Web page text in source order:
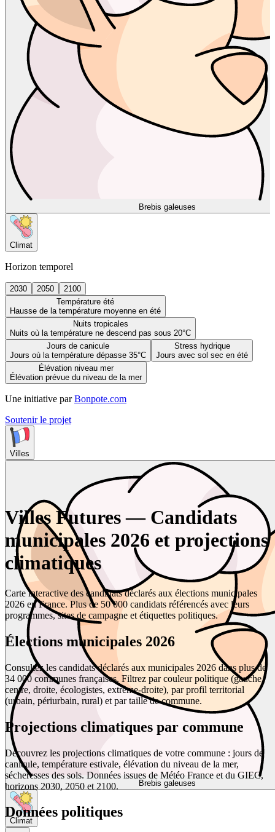
Brebis galeuses
Climat
Horizon temporel
2030 2050
2100
Température été
Hausse de la température moyenne en été
Nuits tropicales
Nuits où la température ne descend pas sous 20°C
Jours de canicule
Jours où la température dépasse 35°C
Stress hydrique
Jours avec sol sec en été
Élévation niveau mer
Élévation prévue du niveau de la mer
Une initiative par Bonpote.com
Soutenir le projet
Villes
Brebis galeuses
Climat
Villes Futures — Candidats
municipales 2026 et projections
climatiques
Carte interactive des candidats déclarés aux élections municipales
2026 en France. Plus de 50 000 candidats référencés avec leurs
programmes, sites de campagne et étiquettes politiques.
Élections municipales 2026
Consultez les candidats déclarés aux municipales 2026 dans plus de
34 000 communes françaises. Filtrez par couleur politique (gauche,
centre, droite, écologistes, extrême-droite), par profil territorial
(urbain, périurbain, rural) et par taille de commune.
Projections climatiques par commune
Découvrez les projections climatiques de votre commune : jours de
canicule, température estivale, élévation du niveau de la mer,
sécheresses des sols. Données issues de Météo France et du GIEC,
horizons 2030, 2050 et 2100.
Données politiques